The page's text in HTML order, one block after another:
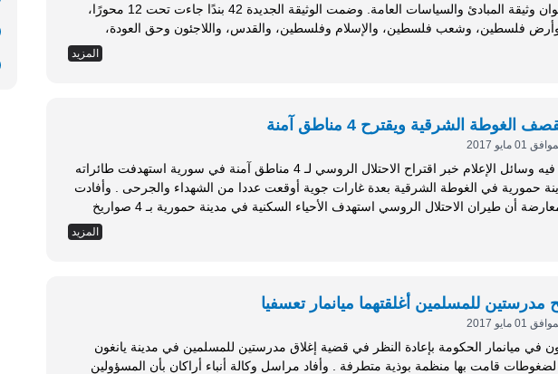
للحركة والتي حملت عنوان وثيقة المبادئ والسياسات العامة. وضمت الوثيقة الجديدة 42 بندًا جاءت تحت 12 محورًا،
فلسطين، وشعب فلسطين، والإسلام وفلسطين، والقدس، واللاجئون وحق العودة،
من الاحتلال والتسوية السياسية، والمقاومة والتحرير، والنظام السياسي الفلسطيني،المزيد
الشرقية ويقترح 4 مناطق آمنة
في الوقت الذي تناقلت فيه وسائل الإعلام خبر اقتراح الاحتلال الروسي لـ 4 مناطق آمنة في سورية استهدفت طائراته
الحربية اليوم الإثنين مدينة حمورية في الغوطة الشرقية بعدة غارات جوية أوقعت عددا من الشهداء والجرحى . وأفادت
مصادر إعلامية سورية معارضة أن طيران الاحتلال الروسي استهدف الأحياء السكنية في مدينة حمورية بـ 4 صواريخ
المزيد
مدرستين للمسلمين أغلقتهما ميانمار تعسفيا
ميانمار الحكومة بإعادة النظر في قضية إغلاق مدرستين للمسلمين في مدينة يانغون
بشكل تعسفي استجابة لضغوطات قامت بها منظمة بوذية متطرفة . وأفاد مراسل وكالة أنباء أراكان بأن المسؤولين